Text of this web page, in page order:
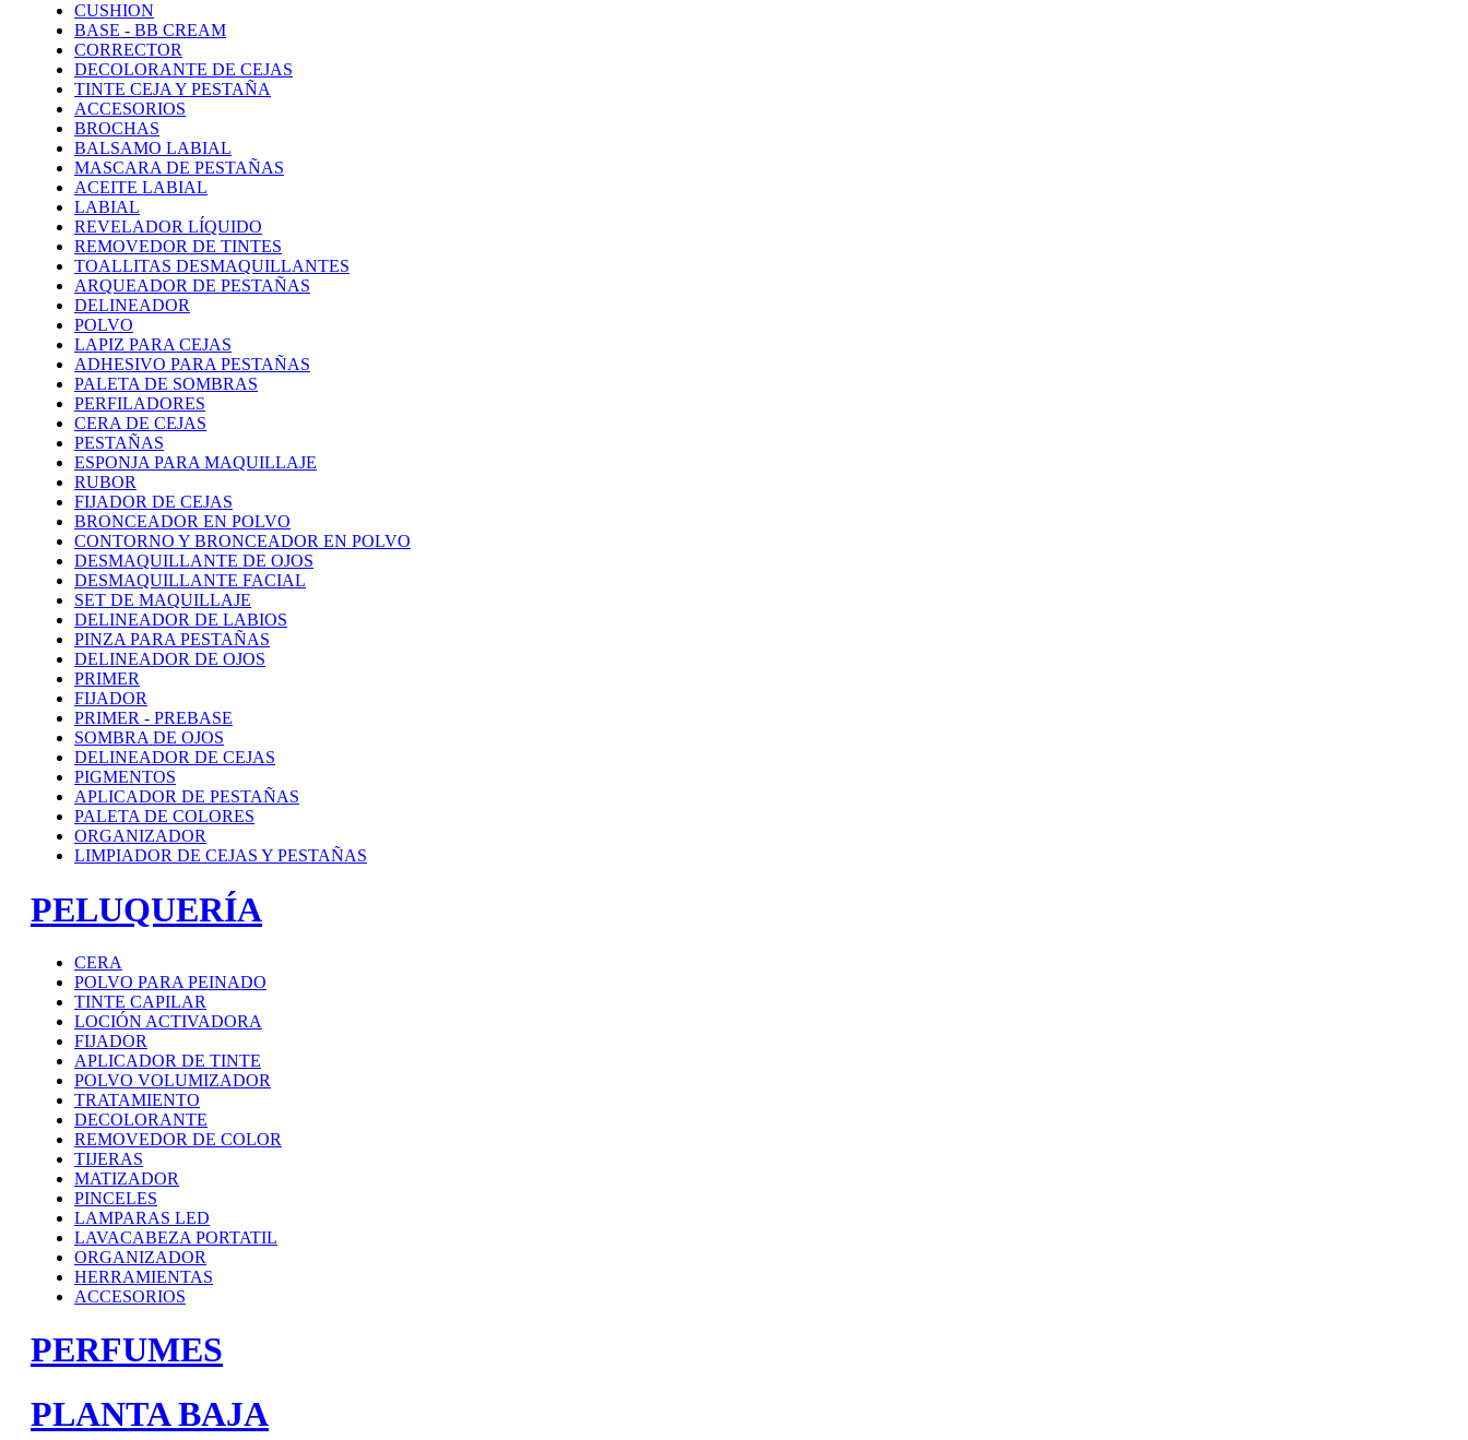
CUSHION
BASE - BB CREAM
CORRECTOR
DECOLORANTE DE CEJAS
TINTE CEJA Y PESTAÑA
ACCESORIOS
BROCHAS
BALSAMO LABIAL
MASCARA DE PESTAÑAS
ACEITE LABIAL
LABIAL
REVELADOR LÍQUIDO
REMOVEDOR DE TINTES
TOALLITAS DESMAQUILLANTES
ARQUEADOR DE PESTAÑAS
DELINEADOR
POLVO
LAPIZ PARA CEJAS
ADHESIVO PARA PESTAÑAS
PALETA DE SOMBRAS
PERFILADORES
CERA DE CEJAS
PESTAÑAS
ESPONJA PARA MAQUILLAJE
RUBOR
FIJADOR DE CEJAS
BRONCEADOR EN POLVO
CONTORNO Y BRONCEADOR EN POLVO
DESMAQUILLANTE DE OJOS
DESMAQUILLANTE FACIAL
SET DE MAQUILLAJE
DELINEADOR DE LABIOS
PINZA PARA PESTAÑAS
DELINEADOR DE OJOS
PRIMER
FIJADOR
PRIMER - PREBASE
SOMBRA DE OJOS
DELINEADOR DE CEJAS
PIGMENTOS
APLICADOR DE PESTAÑAS
PALETA DE COLORES
ORGANIZADOR
LIMPIADOR DE CEJAS Y PESTAÑAS
PELUQUERÍA
CERA
POLVO PARA PEINADO
TINTE CAPILAR
LOCIÓN ACTIVADORA
FIJADOR
APLICADOR DE TINTE
POLVO VOLUMIZADOR
TRATAMIENTO
DECOLORANTE
REMOVEDOR DE COLOR
TIJERAS
MATIZADOR
PINCELES
LAMPARAS LED
LAVACABEZA PORTATIL
ORGANIZADOR
HERRAMIENTAS
ACCESORIOS
PERFUMES
PLANTA BAJA